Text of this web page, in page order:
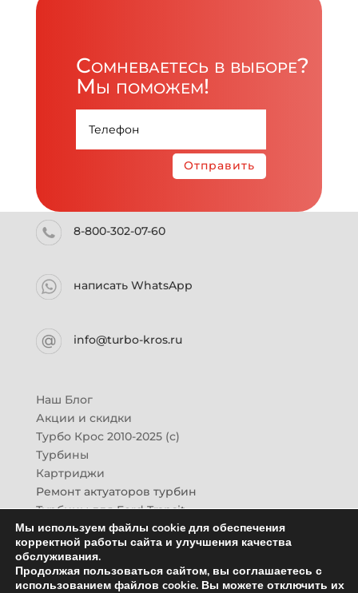
Сомневаетесь в выборе?
Мы поможем!
Отправить
8-800-302-07-60
написать WhatsApp
info@turbo-kros.ru
Наш Блог
Акции и скидки
Турбо Крос 2010-2025 (с)
Турбины
Картриджи
Ремонт актуаторов турбин
Турбины для Ford Transit
Турбины для Mazda CX-7
Картридж для ГАЗон-Next
Турбины HINO (Хино)
Купить новую турбину
Мы используем файлы cookie для обеспечения
корректной работы сайта и улучшения качества
обслуживания.
Продолжая пользоваться сайтом, вы соглашаетесь с
использованием файлов cookie. Вы можете отключить их